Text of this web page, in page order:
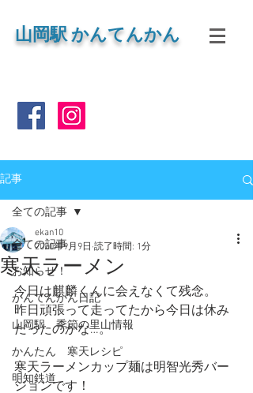
山岡駅 かんてんかん
記事
全ての記事
お知らせ！
かんてんかん日記
山岡駅 季節の里山情報
かんたん 寒天レシピ
明知鉄道
全ての記事
寒天ラーメン
ekan10
2020年9月9日 読了時間: 1分
今日は麒麟くんに会えなくて残念。
昨日頑張って走ってたから今日は休み
だったのかな…。
寒天ラーメンカップ麺は明智光秀バー
ジョンです！